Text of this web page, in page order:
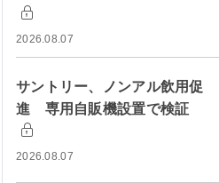
2026.08.07
サントリー、ノンアル飲用促
進 専用自販機設置で検証
2026.08.07